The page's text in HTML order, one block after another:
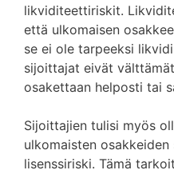
likviditeettiriskit.
että ulkomaisen
se ei ole tarpeeksi
sijoittajat eivät
osakettaan helposti tai
Sijoittajien tulisi myös
ulkomaisten
lisenssiriski. Tämä